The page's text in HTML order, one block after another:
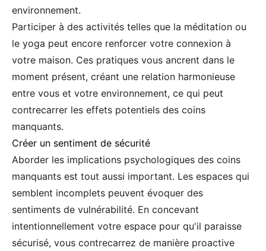
environnement.
Participer à des activités telles que la méditation ou
le yoga peut encore renforcer votre connexion à
votre maison. Ces pratiques vous ancrent dans le
moment présent, créant une relation harmonieuse
entre vous et votre environnement, ce qui peut
contrecarrer les effets potentiels des coins
manquants.
Créer un sentiment de sécurité
Aborder les implications psychologiques des coins
manquants est tout aussi important. Les espaces qui
semblent incomplets peuvent évoquer des
sentiments de vulnérabilité. En concevant
intentionnellement votre espace pour qu'il paraisse
sécurisé, vous contrecarrez de manière proactive